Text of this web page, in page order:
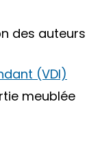
des auteurs
(VDI)
meublée